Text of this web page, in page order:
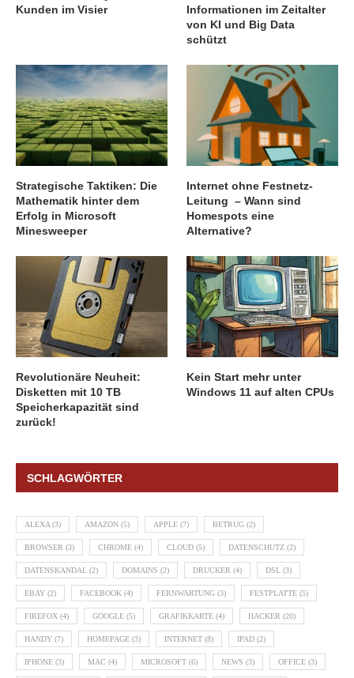
Kunden im Visier
Informationen im Zeitalter
von KI und Big Data
schützt
Strategische Taktiken: Die
Mathematik hinter dem
Erfolg in Microsoft
Minesweeper
Internet ohne Festnetz-
Leitung – Wann sind
Homespots eine
Alternative?
Revolutionäre Neuheit:
Disketten mit 10 TB
Speicherkapazität sind
zurück!
Kein Start mehr unter
Windows 11 auf alten CPUs
SCHLAGWÖRTER
ALEXA (3) AMAZON (5) APPLE (7) BETRUG (2)
BROWSER (3) CHROME (4) CLOUD (5) DATENSCHUTZ (2)
DATENSKANDAL (2) DOMAINS (2) DRUCKER (4) DSL (3)
EBAY (2) FACEBOOK (4) FERNWARTUNG (3) FESTPLATTE (5)
FIREFOX (4) GOOGLE (5) GRAFIKKARTE (4) HACKER (20)
HANDY (7) HOMEPAGE (3) INTERNET (8) IPAD (2)
IPHONE (3) MAC (4) MICROSOFT (6) NEWS (3) OFFICE (3)